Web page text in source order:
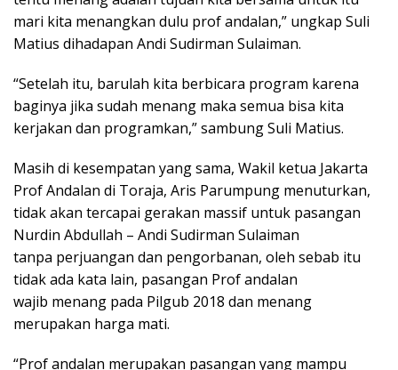
mari kita menangkan dulu prof andalan,” ungkap Suli
Matius dihadapan Andi Sudirman Sulaiman.
“Setelah itu, barulah kita berbicara program karena
baginya jika sudah menang maka semua bisa kita
kerjakan dan programkan,” sambung Suli Matius.
Masih di kesempatan yang sama, Wakil ketua Jakarta
Prof Andalan di Toraja, Aris Parumpung menuturkan,
tidak akan tercapai gerakan massif untuk pasangan
Nurdin Abdullah – Andi Sudirman Sulaiman
tanpa perjuangan dan pengorbanan, oleh sebab itu
tidak ada kata lain, pasangan Prof andalan
wajib menang pada Pilgub 2018 dan menang
merupakan harga mati.
“Prof andalan merupakan pasangan yang mampu